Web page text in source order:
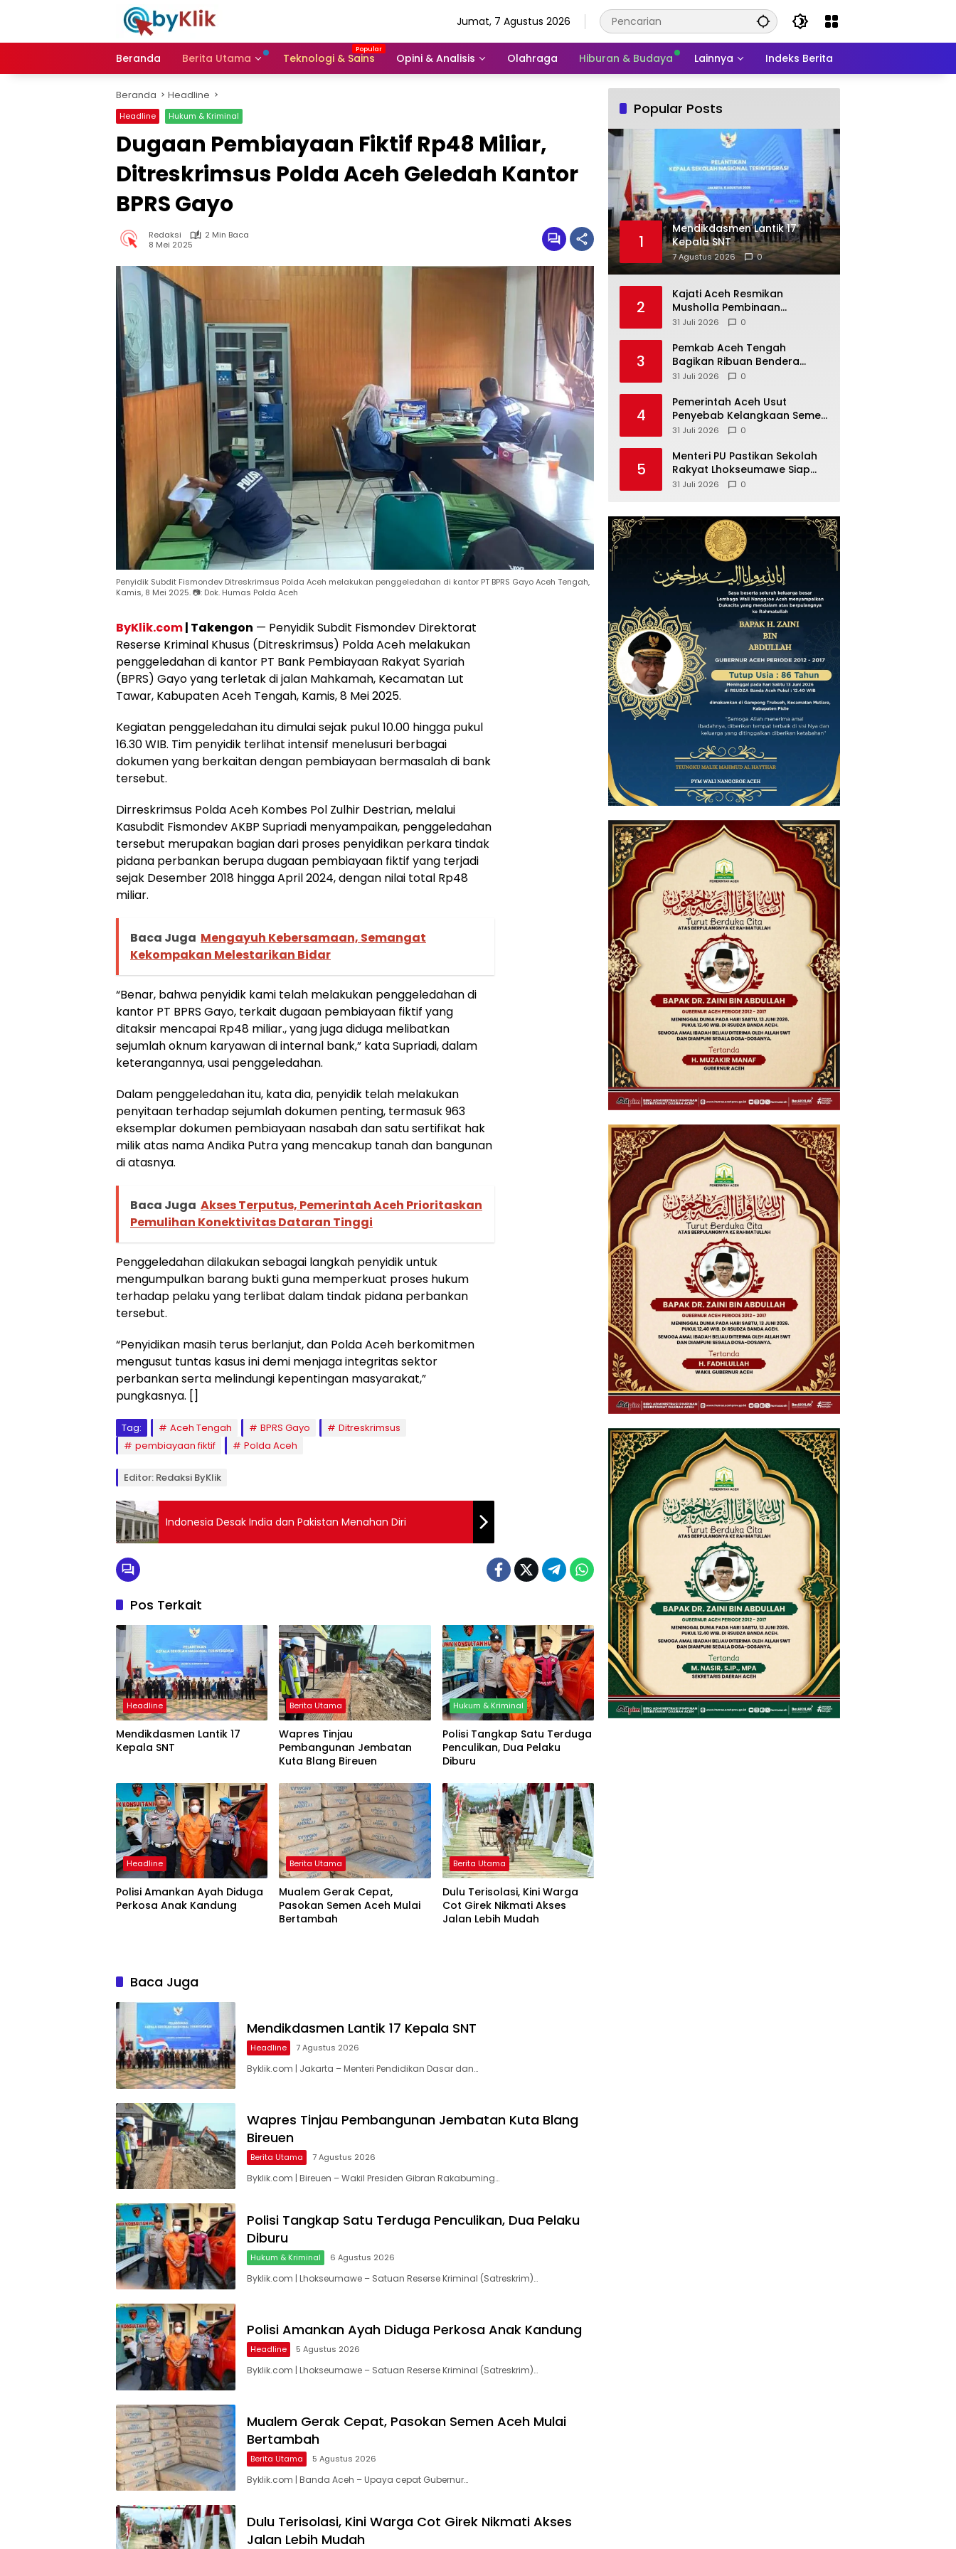
Jumat, 7 Agustus 2026
Beranda Berita Utama Teknologi & Sains Opini & Analisis Olahraga Hiburan & Budaya Lainnya Indeks Berita
Beranda Headline
Headline Hukum & Kriminal
Dugaan Pembiayaan Fiktif Rp48 Miliar,
Ditreskrimsus Polda Aceh Geledah Kantor
BPRS Gayo
Redaksi
2 Min Baca
8 Mei 2025
Penyidik Subdit Fismondev Ditreskrimsus Polda Aceh melakukan penggeledahan di kantor PT BPRS Gayo Aceh Tengah,
Kamis, 8 Mei 2025. 📷: Dok. Humas Polda Aceh
ByKlik.com| Takengon — Penyidik Subdit Fismondev Direktorat
Reserse Kriminal Khusus (Ditreskrimsus) Polda Aceh melakukan
penggeledahan di kantor PT Bank Pembiayaan Rakyat Syariah
(BPRS) Gayo yang terletak di jalan Mahkamah, Kecamatan Lut
Tawar, Kabupaten Aceh Tengah, Kamis, 8 Mei 2025.
Kegiatan penggeledahan itu dimulai sejak pukul 10.00 hingga pukul
16.30 WIB. Tim penyidik terlihat intensif menelusuri berbagai
dokumen yang berkaitan dengan pembiayaan bermasalah di bank
tersebut.
Dirreskrimsus Polda Aceh Kombes Pol Zulhir Destrian, melalui
Kasubdit Fismondev AKBP Supriadi menyampaikan, penggeledahan
tersebut merupakan bagian dari proses penyidikan perkara tindak
pidana perbankan berupa dugaan pembiayaan fiktif yang terjadi
sejak Desember 2018 hingga April 2024, dengan nilai total Rp48
miliar.
Baca Juga Mengayuh Kebersamaan, Semangat
Kekompakan Melestarikan Bidar
“Benar, bahwa penyidik kami telah melakukan penggeledahan di
kantor PT BPRS Gayo, terkait dugaan pembiayaan fiktif yang
ditaksir mencapai Rp48 miliar., yang juga diduga melibatkan
sejumlah oknum karyawan di internal bank,” kata Supriadi, dalam
keterangannya, usai penggeledahan.
Dalam penggeledahan itu, kata dia, penyidik telah melakukan
penyitaan terhadap sejumlah dokumen penting, termasuk 963
eksemplar dokumen pembiayaan nasabah dan satu sertifikat hak
milik atas nama Andika Putra yang mencakup tanah dan bangunan
di atasnya.
Baca Juga Akses Terputus, Pemerintah Aceh Prioritaskan
Pemulihan Konektivitas Dataran Tinggi
Penggeledahan dilakukan sebagai langkah penyidik untuk
mengumpulkan barang bukti guna memperkuat proses hukum
terhadap pelaku yang terlibat dalam tindak pidana perbankan
tersebut.
“Penyidikan masih terus berlanjut, dan Polda Aceh berkomitmen
mengusut tuntas kasus ini demi menjaga integritas sektor
perbankan serta melindungi kepentingan masyarakat,”
pungkasnya. []
Tag: Aceh Tengah BPRS Gayo
Ditreskrimsus
pembiayaan fiktif
Polda Aceh
Editor: Redaksi ByKlik
Indonesia Desak India dan Pakistan Menahan Diri
Pos Terkait
Headline
Mendikdasmen Lantik 17
Kepala SNT
Berita Utama
Wapres Tinjau
Pembangunan Jembatan
Kuta Blang Bireuen
Hukum & Kriminal
Polisi Tangkap Satu Terduga
Penculikan, Dua Pelaku
Diburu
Headline
Polisi Amankan Ayah Diduga
Perkosa Anak Kandung
Berita Utama
Mualem Gerak Cepat,
Pasokan Semen Aceh Mulai
Bertambah
Berita Utama
Dulu Terisolasi, Kini Warga
Cot Girek Nikmati Akses
Jalan Lebih Mudah
Baca Juga
Mendikdasmen Lantik 17 Kepala SNT
Headline 7 Agustus 2026
Byklik.com | Jakarta – Menteri Pendidikan Dasar dan…
Wapres Tinjau Pembangunan Jembatan Kuta Blang
Bireuen
Berita Utama 7 Agustus 2026
Byklik.com | Bireuen – Wakil Presiden Gibran Rakabuming…
Polisi Tangkap Satu Terduga Penculikan, Dua Pelaku
Diburu
Hukum & Kriminal 6 Agustus 2026
Byklik.com | Lhokseumawe – Satuan Reserse Kriminal (Satreskrim)…
Polisi Amankan Ayah Diduga Perkosa Anak Kandung
Headline 5 Agustus 2026
Byklik.com | Lhokseumawe – Satuan Reserse Kriminal (Satreskrim)…
Mualem Gerak Cepat, Pasokan Semen Aceh Mulai
Bertambah
Berita Utama 5 Agustus 2026
Byklik.com | Banda Aceh – Upaya cepat Gubernur…
Dulu Terisolasi, Kini Warga Cot Girek Nikmati Akses
Jalan Lebih Mudah
Popular Posts
1
Mendikdasmen Lantik 17
Kepala SNT
7 Agustus 2026 0
2
Kajati Aceh Resmikan
Musholla Pembinaan
Adhyaksa di Pidie Jaya
31 Juli 2026 0
3
Pemkab Aceh Tengah
Bagikan Ribuan Bendera
Merah Putih
31 Juli 2026 0
4
Pemerintah Aceh Usut
Penyebab Kelangkaan Semen
dan BBM
31 Juli 2026 0
5
Menteri PU Pastikan Sekolah
Rakyat Lhokseumawe Siap
Beroperasi
31 Juli 2026 0